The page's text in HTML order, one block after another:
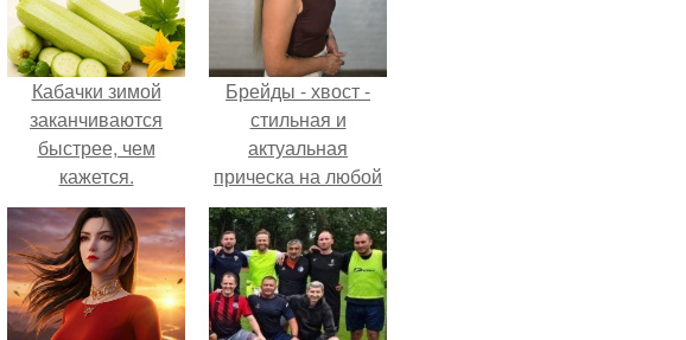
Кабачки зимой
заканчиваются
быстрее, чем
кажется.
Брейды - хвост -
стильная и
актуальная
прическа на любой
случай.